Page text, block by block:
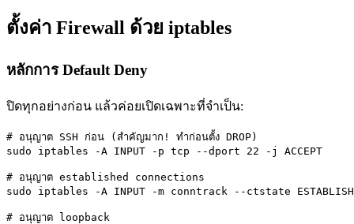
ตั้งค่า Firewall ด้วย iptables
หลักการ Default Deny
ปิดทุกอย่างก่อน แล้วค่อยเปิดเฉพาะที่จำเป็น:
# อนุญาต SSH ก่อน (สำคัญมาก! ทำก่อนตั้ง DROP)
sudo iptables -A INPUT -p tcp --dport 22 -j ACCEPT
# อนุญาต established connections
sudo iptables -A INPUT -m conntrack --ctstate
# อนุญาต loopback